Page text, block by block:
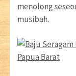
menolong
musibah.